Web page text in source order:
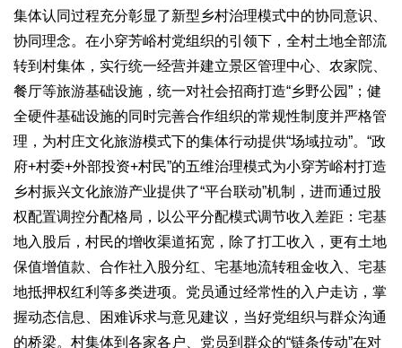
集体认同过程充分彰显了新型乡村治理模式中的协同意识、
协同理念。在小穿芳峪村党组织的引领下，全村土地全部流
转到村集体，实行统一经营并建立景区管理中心、农家院、
餐厅等旅游基础设施，统一对社会招商打造“乡野公园”；健
全硬件基础设施的同时完善合作组织的常规性制度并严格管
理，为村庄文化旅游模式下的集体行动提供“场域拉动”。“政
府+村委+外部投资+村民”的五维治理模式为小穿芳峪村打造
乡村振兴文化旅游产业提供了“平台联动”机制，进而通过股
权配置调控分配格局，以公平分配模式调节收入差距：宅基
地入股后，村民的增收渠道拓宽，除了打工收入，更有土地
保值增值款、合作社入股分红、宅基地流转租金收入、宅基
地抵押权红利等多类进项。党员通过经常性的入户走访，掌
握动态信息、困难诉求与意见建议，当好党组织与群众沟通
的桥梁。村集体到各家各户、党员到群众的“链条传动”在对